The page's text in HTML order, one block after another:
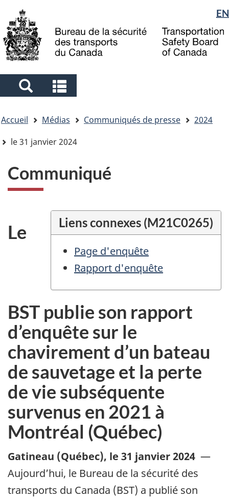
to
main
to
"About
government"
à
la
Sélection
de
la
langue
EN
Search
and
menus
and
menus
êtes
ici
Accueil Médias Communiqués de presse
2024
le 31 janvier 2024
Communiqué
Liens connexes (M21C0265)
Page d'enquête
Rapport d'enquête
Le
BST publie son rapport
d’enquête sur le
chavirement d’un bateau
de sauvetage et la perte
de vie subséquente
survenus en 2021 à
Montréal (Québec)
Gatineau (Québec), le 31 janvier 2024 —
Aujourd’hui, le Bureau de la sécurité des
transports du Canada (BST) a publié son